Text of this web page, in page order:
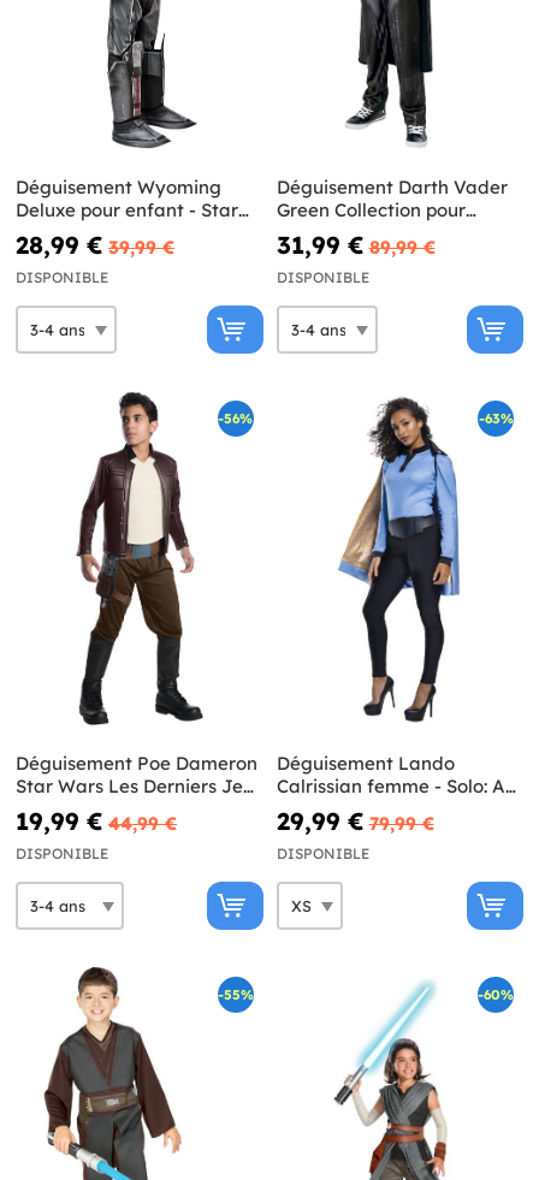
Déguisement Wyoming
Deluxe pour enfant - Star
Wars: The Bad Batch
28,99 € 39,99 €
DISPONIBLE
Déguisement Darth Vader
Green Collection pour
enfant - Star Wars
31,99 € 89,99 €
DISPONIBLE
-56%
Déguisement Poe Dameron
Star Wars Les Derniers Jedi
deluxe enfant
19,99 € 44,99 €
DISPONIBLE
-63%
Déguisement Lando
Calrissian femme - Solo: A
Star Wars Story
29,99 € 79,99 €
DISPONIBLE
-55% -60%